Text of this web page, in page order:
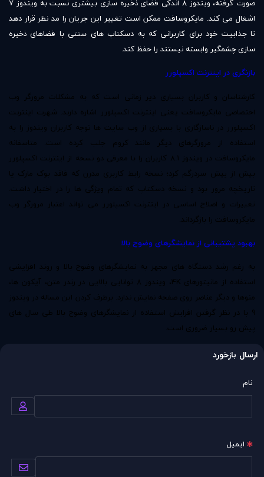
صورت گرفته، ویندوز 8 اندکی فضای ذخیره سازی بیشتری نسبت به ویندوز 7
اشغال می کند. مایکروسافت ممکن است تغییر این جریان را مد نظر قرار دهد
تا جذابیت خود برای کاربرانی که به دسکتاپ های سنتی با فضاهای ذخیره
سازی چشمگیر وابسته نیستند را حفظ کند.
بازنگری در اینترنت اکسپلورر
کارشناسان و کاربران بسیاری دیر زمانی است که به مشکلات مرورگر وب
اختصاصی مایکروسافت یعنی اینترنت اکسپلورر اشاره دارند. شهرت اینترنت
اکسپلورر در ناسازگاری با بسیاری از وب سایت ها توجه کاربران ویندوز را به
استفاده از مرورگرهای دیگر مانند کروم جلب کرده است. متاسفانه
مایکروسافت در ویندوز 8.1 کاربران را با معرفی دو نسخه از اینترنت اکسپلورر
بیش از پیش سردرگم کرد؛ نسخه رابط کاربری مدرن که فاقد بوک مارک یا
تاریخچه مرور بود و نسخه دسکتاپ که تمام ویژگی ها را در اختیار داشت.
تغییرات و اصلاح اساسی در اینترنت اکسپلورر می تواند اعتبار مرورگر وب
مایکروسافت را بازگرداند.
بهبود پشتیبانی از نمایشگرهای وضوح بالا
به رغم رشد دستگاه های مجهز به نمایشگرهای وضوح بالا و روند افزایشی
استفاده از مانیتورهای 4K
، ویندوز 8 توانایی بالایی در رندر متن، آیکون ها،
منوها و دیگر عناصر روی صفحه نمایش ندارد. برطرف کردن این مساله در ویندوز
9 با در نظر گرفتن افزایش استفاده از نمایشگرهای وضوح بالا طی سال های
پیش رو بسیار ضروری است.
ارسال بازخورد
نام
ایمیل